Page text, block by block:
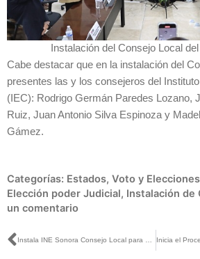
Instalación del Consejo Local
Cabe destacar que en la instalación del
presentes las y los consejeros del
(IEC): Rodrigo Germán Paredes Lozano,
Ruiz, Juan Antonio Silva Espinoza y
Gámez.
Categorías: Estados, Voto y Elecciones
Elección poder Judicial, Instalación de
un comentario
Ant